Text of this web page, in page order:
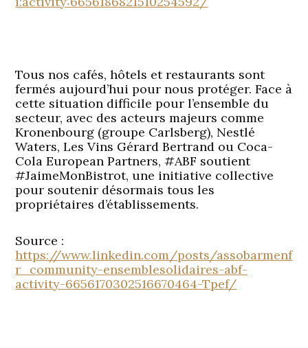
Tous nos cafés, hôtels et restaurants sont
fermés aujourd’hui pour nous protéger. Face à
cette situation difficile pour l’ensemble du
secteur, avec des acteurs majeurs comme
Kronenbourg (groupe Carlsberg), Nestlé
Waters, Les Vins Gérard Bertrand ou Coca-
Cola European Partners, #ABF soutient
#JaimeMonBistrot, une initiative collective
pour soutenir désormais tous les
propriétaires d’établissements.
Source :
https://www.linkedin.com/posts/assobarmenf
r_community-ensemblesolidaires-abf-
activity-6656170302516670464-Tpef/